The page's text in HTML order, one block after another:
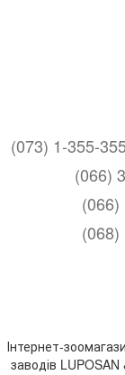
(073) 1-355-
(066)
(066)
(068)
Інтернет-
заводів